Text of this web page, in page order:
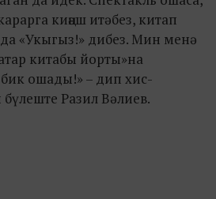
киңәш итәбез, китап
«Укыгыз!» дибез. Мин менә
китабы йорты»на
ошады!» – дип хис-
Разил Вәлиев.